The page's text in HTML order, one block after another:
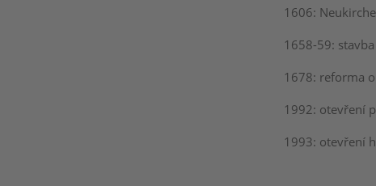
1606:
1658-59:
1678: reforma
1992: otevření
1993: otevření